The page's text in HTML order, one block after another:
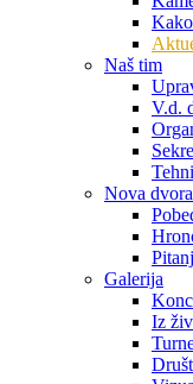
Naš tim
V.d.
Nova
Galerija
Iz